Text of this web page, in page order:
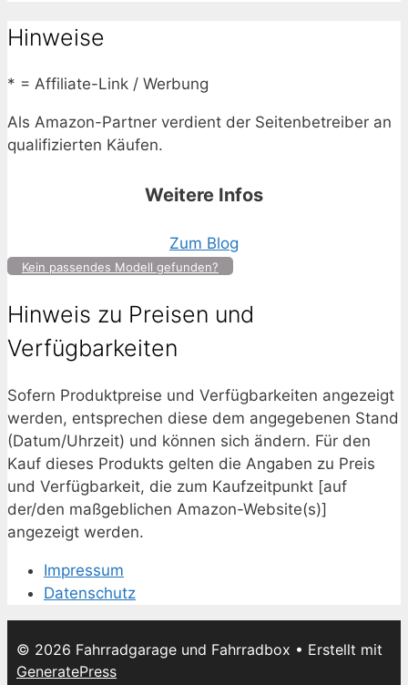
Hinweise
* = Affiliate-Link / Werbung
Als Amazon-Partner verdient der Seitenbetreiber an
qualifizierten Käufen.
Weitere Infos
Zum Blog
Kein passendes Modell gefunden?
Hinweis zu Preisen und
Verfügbarkeiten
Sofern Produktpreise und Verfügbarkeiten angezeigt
werden, entsprechen diese dem angegebenen Stand
(Datum/Uhrzeit) und können sich ändern. Für den
Kauf dieses Produkts gelten die Angaben zu Preis
und Verfügbarkeit, die zum Kaufzeitpunkt [auf
der/den maßgeblichen Amazon-Website(s)]
angezeigt werden.
Impressum
Datenschutz
© 2026 Fahrradgarage und Fahrradbox • Erstellt mit
GeneratePress